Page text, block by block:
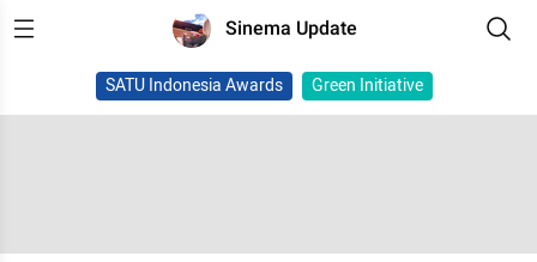
Sinema Update
SATU Indonesia Awards Green Initiative